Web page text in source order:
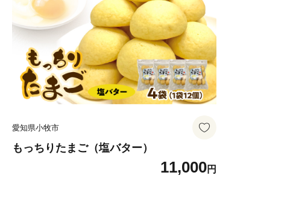
愛知県小牧市
もっちりたまご（塩バター）
11,000円